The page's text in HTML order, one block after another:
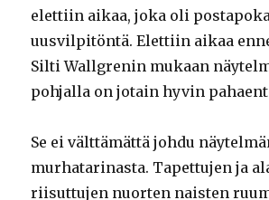
elettiin aikaa, joka oli
uusvilpitöntä. Elettiin aikaa
Silti Wallgrenin mukaan
pohjalla on jotain hyvin
Se ei välttämättä johdu
murhatarinasta. Tapettujen ja
riisuttujen nuorten naisten